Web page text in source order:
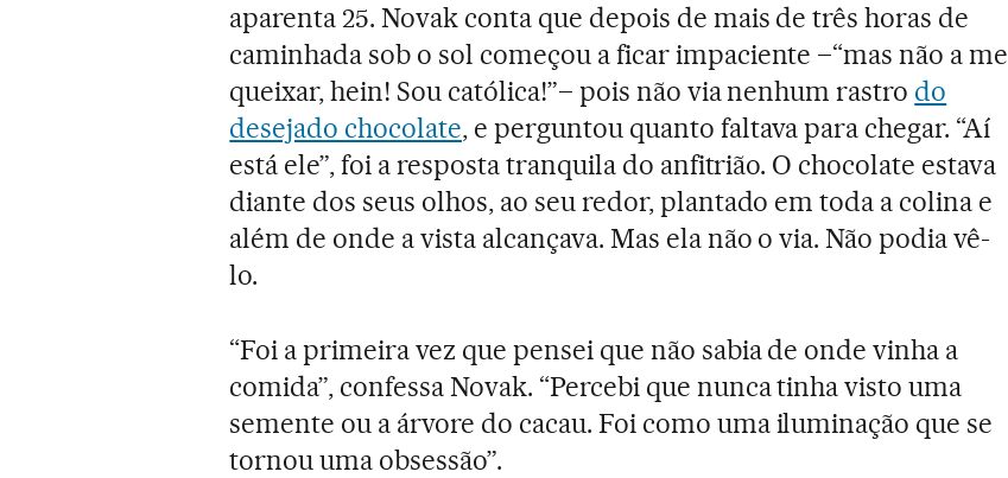
aparenta 25. Novak conta que depois de mais de três horas de
caminhada sob o sol começou a ficar impaciente –“mas não a me
queixar, hein! Sou católica!”– pois não via nenhum rastro do
desejado chocolate, e perguntou quanto faltava para chegar. “Aí
está ele”, foi a resposta tranquila do anfitrião. O chocolate estava
diante dos seus olhos, ao seu redor, plantado em toda a colina e
além de onde a vista alcançava. Mas ela não o via. Não podia vê-
lo.
“Foi a primeira vez que pensei que não sabia de onde vinha a
comida”, confessa Novak. “Percebi que nunca tinha visto uma
semente ou a árvore do cacau. Foi como uma iluminação que se
tornou uma obsessão”.